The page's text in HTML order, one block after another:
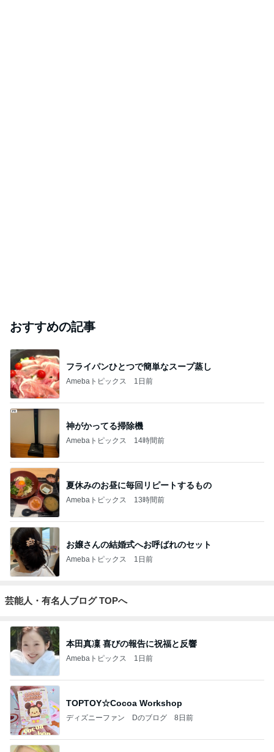
おすすめの記事
フライパンひとつで簡単なスープ蒸し
Amebaトピックス 1日前
神がかってる掃除機
Amebaトピックス 14時間前
夏休みのお昼に毎回リピートするもの
Amebaトピックス 13時間前
お嬢さんの結婚式へお呼ばれのセット
Amebaトピックス 1日前
芸能人・有名人ブログ TOPへ
本田真凜 喜びの報告に祝福と反響
Amebaトピックス 1日前
TOPTOY☆Cocoa Workshop
ディズニーファン Dのブログ 8日前